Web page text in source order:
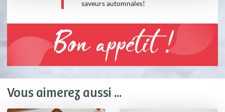
saveurs automnales!
Bon appétit !
Vous aimerez aussi ...